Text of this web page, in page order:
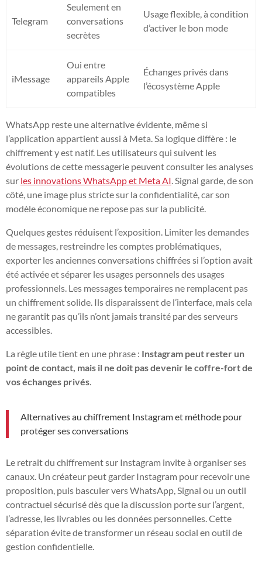
Telegram
Seulement en
conversations
secrètes
Usage flexible, à condition
d’activer le bon mode
iMessage
Oui entre
appareils Apple
compatibles
Échanges privés dans
l’écosystème Apple
WhatsApp reste une alternative évidente, même si
l’application appartient aussi à Meta. Sa logique diffère : le
chiffrement y est natif. Les utilisateurs qui suivent les
évolutions de cette messagerie peuvent consulter les analyses
sur les innovations WhatsApp et Meta AI . Signal garde, de son
côté, une image plus stricte sur la confidentialité, car son
modèle économique ne repose pas sur la publicité.
Quelques gestes réduisent l’exposition. Limiter les demandes
de messages, restreindre les comptes problématiques,
exporter les anciennes conversations chiffrées si l’option avait
été activée et séparer les usages personnels des usages
professionnels. Les messages temporaires ne remplacent pas
un chiffrement solide. Ils disparaissent de l’interface, mais cela
ne garantit pas qu’ils n’ont jamais transité par des serveurs
accessibles.
La règle utile tient en une phrase : Instagram peut rester un
point de contact, mais il ne doit pas devenir le coffre-fort de
vos échanges privés
Alternatives au chiffrement Instagram et méthode pour
protéger ses conversations
Le retrait du chiffrement sur Instagram invite à organiser ses
canaux. Un créateur peut garder Instagram pour recevoir une
proposition, puis basculer vers WhatsApp, Signal ou un outil
contractuel sécurisé dès que la discussion porte sur l’argent,
l’adresse, les livrables ou les données personnelles. Cette
séparation évite de transformer un réseau social en outil de
gestion confidentielle.